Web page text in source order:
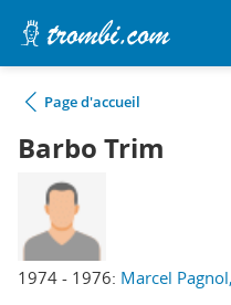
Page d'accueil
Barbo Trim
1974 - 1976: Marcel